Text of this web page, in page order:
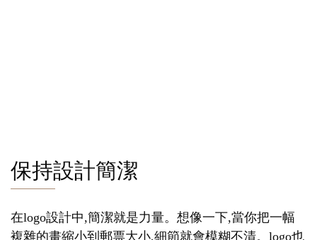
保持設計簡潔
在logo設計中,簡潔就是力量。想像一下,當你把一幅
複雜的畫縮小到郵票大小,細節就會模糊不清。logo也